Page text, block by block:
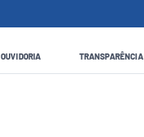
OUVIDORIA TRANSPARÊNCIA